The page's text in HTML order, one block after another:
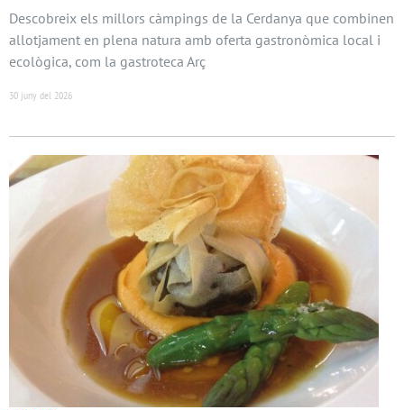
Descobreix els millors càmpings de la Cerdanya que combinen
allotjament en plena natura amb oferta gastronòmica local i
ecològica, com la gastroteca Arç
30 juny del 2026